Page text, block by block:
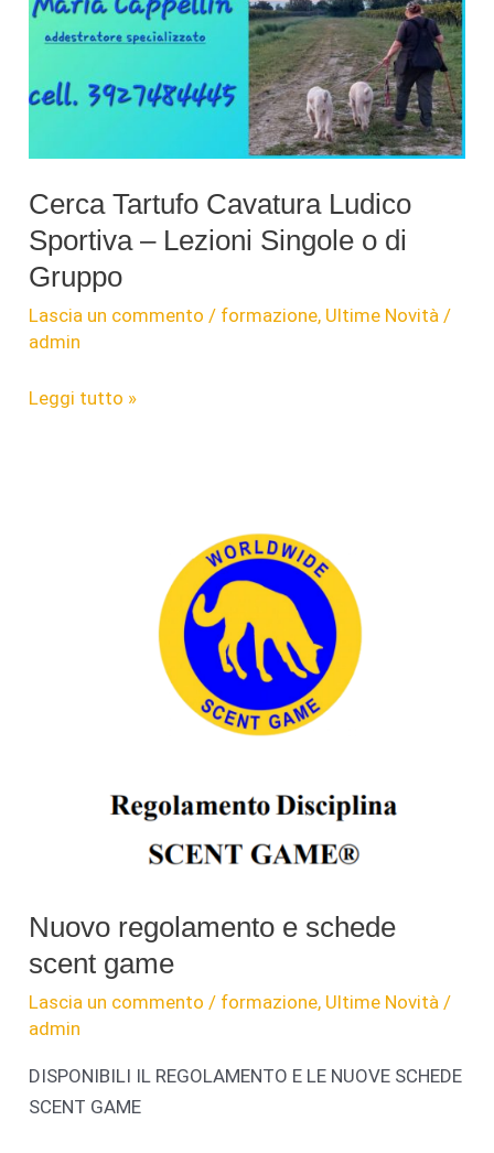
Cerca Tartufo Cavatura Ludico
Sportiva – Lezioni Singole o di
Gruppo
Lascia un commento / formazione, Ultime Novità /
admin
Cerca
Leggi tutto »
Nuovo regolamento e schede
scent game
Lascia un commento / formazione, Ultime Novità /
admin
DISPONIBILI IL REGOLAMENTO E LE NUOVE SCHEDE
SCENT GAME